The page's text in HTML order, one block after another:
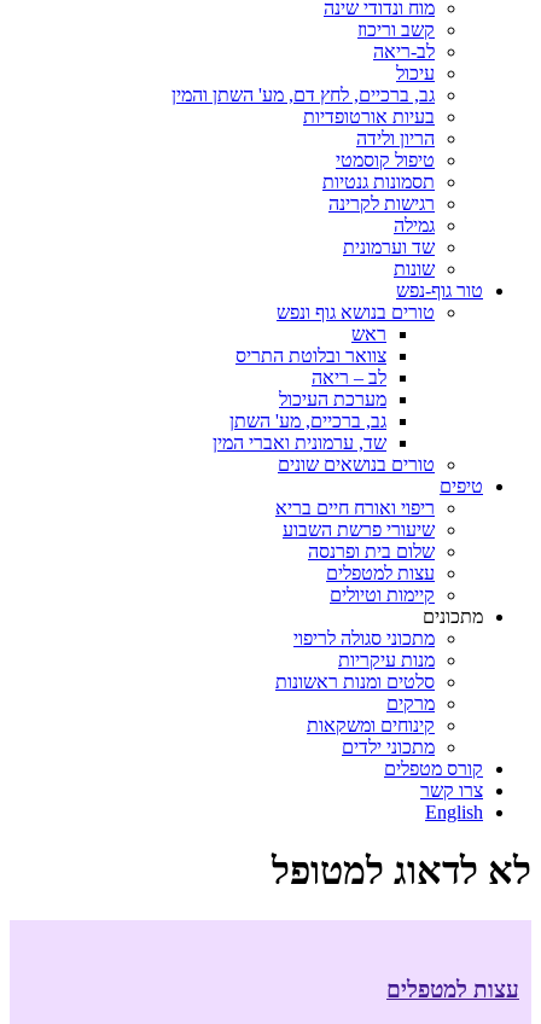
מוח ונדודי שינה
קשב וריכוז
לב-ריאה
עיכול
גב, ברכיים, לחץ דם, מע' השתן והמין
בעיות אורטופדיות
הריון ולידה
טיפול קוסמטי
תסמונות גנטיות
רגישות לקרינה
גמילה
שד וערמונית
שונות
טור גוף-נפש
טורים בנושא גוף ונפש
ראש
צוואר ובלוטת התריס
לב – ריאה
מערכת העיכול
גב, ברכיים, מע' השתן
שד, ערמונית ואברי המין
טורים בנושאים שונים
טיפים
ריפוי ואורח חיים בריא
שיעורי פרשת השבוע
שלום בית ופרנסה
עצות למטפלים
קיימות וטיולים
מתכונים
מתכוני סגולה לריפוי
מנות עיקריות
סלטים ומנות ראשונות
מרקים
קינוחים ומשקאות
מתכוני ילדים
קורס מטפלים
צרו קשר
English
לא לדאוג למטופל
עצות למטפלים